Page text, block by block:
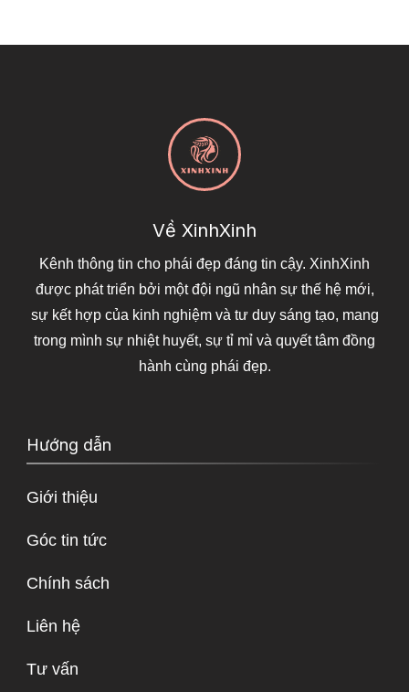
Về XinhXinh
Kênh thông tin cho phái đẹp đáng tin cậy. XinhXinh
được phát triển bởi một đội ngũ nhân sự thế hệ mới,
sự kết hợp của kinh nghiệm và tư duy sáng tạo, mang
trong mình sự nhiệt huyết, sự tỉ mỉ và quyết tâm đồng
hành cùng phái đẹp.
Hướng dẫn
Giới thiệu
Góc tin tức
Chính sách
Liên hệ
Tư vấn